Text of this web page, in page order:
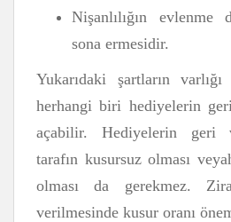
Nişanlılığın evlenme
sona ermesidir.
Yukarıdaki şartların
herhangi biri hediyelerin
açabilir. Hediyelerin geri
tarafın kusursuz olması
olması da gerekmez.
verilmesinde kusur oranı